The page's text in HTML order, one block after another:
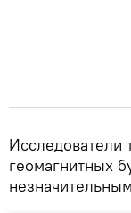
Исследователи
геомагнитных